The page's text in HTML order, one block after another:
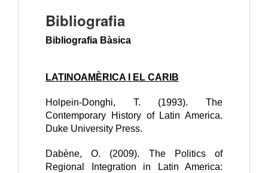
Bibliografia
Bibliografia Bàsica
LATINOAMÈRICA I EL CARIB
Holpein-Donghi, T. (1993). The
Contemporary History of Latin America.
Duke University Press.
Dabène, O. (2009). The Politics of
Regional Integration in Latin America: